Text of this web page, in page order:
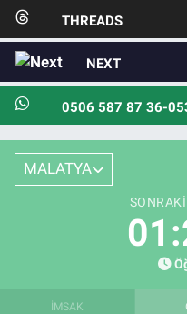
THREADS
NEXT
0506 587 87 36-
MALATYA
İMSAK